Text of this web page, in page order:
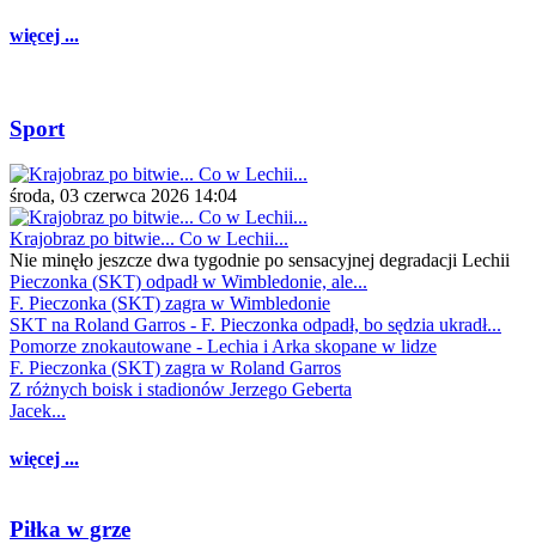
więcej ...
Sport
środa, 03 czerwca 2026 14:04
Krajobraz po bitwie... Co w Lechii...
Nie minęło jeszcze dwa tygodnie po sensacyjnej degradacji Lechii
Pieczonka (SKT) odpadł w Wimbledonie, ale...
F. Pieczonka (SKT) zagra w Wimbledonie
SKT na Roland Garros - F. Pieczonka odpadł, bo sędzia ukradł...
Pomorze znokautowane - Lechia i Arka skopane w lidze
F. Pieczonka (SKT) zagra w Roland Garros
Z różnych boisk i stadionów Jerzego Geberta
Jacek...
więcej ...
Piłka w grze